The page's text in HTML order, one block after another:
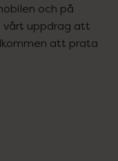
och på
vårt uppdrag att
att prata